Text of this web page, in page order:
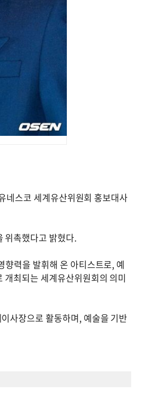
네스코 세계유산위원회 홍보대사
위촉했다고 밝혔다.
력을 발휘해 온 아티스트로, 예
최되는 세계유산위원회의 의미
사장으로 활동하며, 예술을 기반